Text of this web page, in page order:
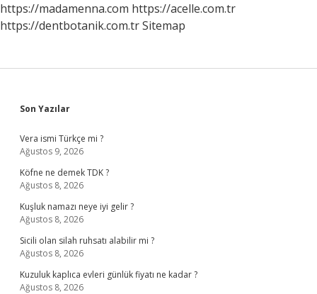
https://madamenna.com https://acelle.com.tr
https://dentbotanik.com.trSitemap
Sidebar
Son Yazılar
Vera ismi Türkçe mi ?
Ağustos 9, 2026
Köfne ne demek TDK ?
Ağustos 8, 2026
Kuşluk namazı neye iyi gelir ?
Ağustos 8, 2026
Sicili olan silah ruhsatı alabilir mi ?
Ağustos 8, 2026
Kuzuluk kaplıca evleri günlük fiyatı ne kadar ?
Ağustos 8, 2026